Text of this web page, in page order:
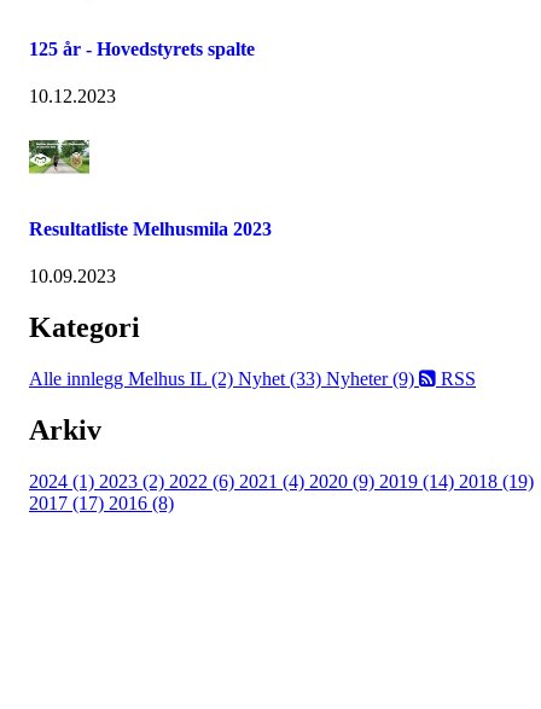
125 år - Hovedstyrets spalte
10.12.2023
Resultatliste Melhusmila 2023
10.09.2023
Kategori
Alle innlegg Melhus IL (2) Nyhet (33) Nyheter (9) RSS
Arkiv
2024 (1) 2023 (2) 2022 (6) 2021 (4) 2020 (9) 2019 (14) 2018 (19)
2017 (17) 2016 (8)